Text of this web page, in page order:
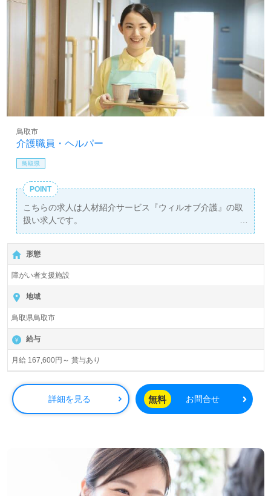
介護職員・ヘルパー
鳥取市
鳥取県
POINT
こちらの求人は人材紹介サービス『ウィルオブ介護』の取
扱い求人です。
詳細に関してお気軽にご相談ください♪
【無料】で皆さんの転職活動をサポートいたします。
形態
障がい者支援施設
地域
鳥取県鳥取市
給与
月給 167,600円～ 賞与あり
詳細を見る 無料 お問合せ